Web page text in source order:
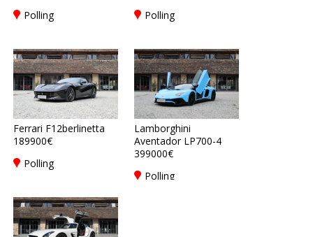
Polling
Polling
Ferrari F12berlinetta
189900€
Polling
Lamborghini
Aventador LP700-4
399000€
Polling